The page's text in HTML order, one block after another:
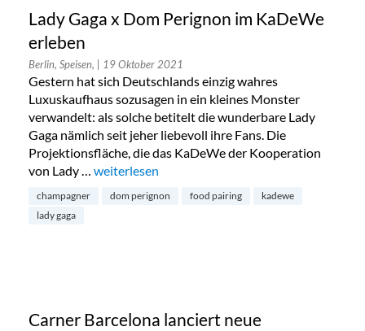
Lady Gaga x Dom Perignon im KaDeWe
erleben
Berlin, Speisen, | 19 Oktober 2021
Gestern hat sich Deutschlands einzig wahres
Luxuskaufhaus sozusagen in ein kleines Monster
verwandelt: als solche betitelt die wunderbare Lady
Gaga nämlich seit jeher liebevoll ihre Fans. Die
Projektionsfläche, die das KaDeWe der Kooperation
von Lady … „Lady Gaga x Dom Perignon im KaDeWe
weiterlesen
champagner dom perignon food pairing
kadewe
lady gaga
Carner Barcelona lanciert neue